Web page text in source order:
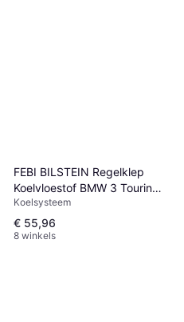
FEBI BILSTEIN Regelklep
Koelvloestof BMW 3 Touring
3 Sedan 5 Sedan
Koelsysteem
€ 55,96
8 winkels